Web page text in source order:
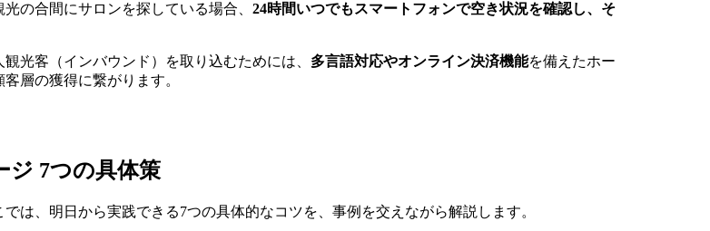
の合間にサロンを探している場合、 24時間いつでもスマートフォンで空き状況を確認し、そ
光客（インバウンド）を取り込むためには、 多言語対応やオンライン決済機能を備えたホー
層の獲得に繋がります。
ジ 7つの具体策
は、明日から実践できる7つの具体的なコツを、事例を交えながら解説します。